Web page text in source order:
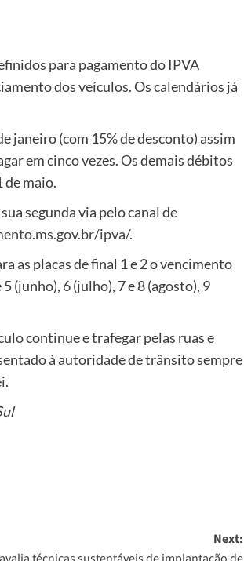
para pagamento do IPVA
dos veículos. Os calendários já
janeiro (com 15% de desconto) assim
em cinco vezes. Os demais débitos
de maio.
segunda via pelo canal de
ipva/.
as placas de final 1 e 2 o vencimento
(junho), 6 (julho), 7 e 8 (agosto), 9
continue e trafegar pelas ruas e
à autoridade de trânsito sempre
Next: